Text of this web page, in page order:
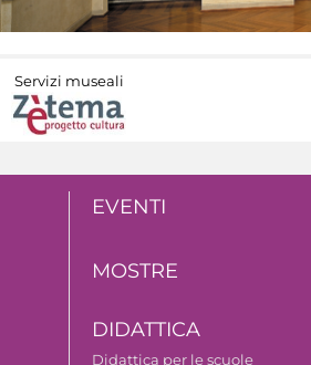
Servizi museali
EVENTI
MOSTRE
DIDATTICA
Didattica per le scuole